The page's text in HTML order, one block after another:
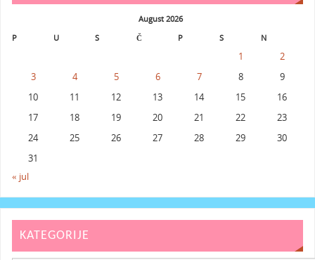
August 2026
P
U S Č P S N
1
2
3
4 5 6 7 8
9
10
11 12 13 14 15
16
17
18 19 20 21 22
23
24
25 26 27 28 29
30
31
« jul
KATEGORIJE